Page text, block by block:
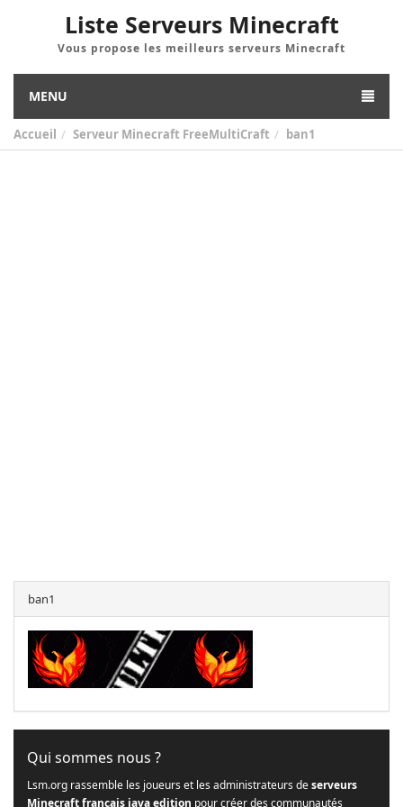
Liste Serveurs Minecraft
Vous propose les meilleurs serveurs Minecraft
MENU
Accueil Serveur Minecraft FreeMultiCraft ban1
ban1
Qui sommes nous ?
Lsm.org rassemble les joueurs et les administrateurs deserveurs
Minecraft français java edition pour créer des communautés